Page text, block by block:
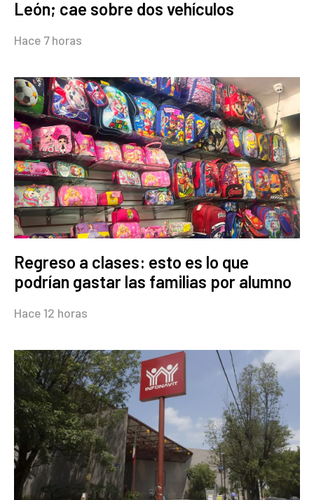
León; cae sobre dos vehículos
Hace 7 horas
Regreso a clases: esto es lo que
podrían gastar las familias por alumno
Hace 12 horas